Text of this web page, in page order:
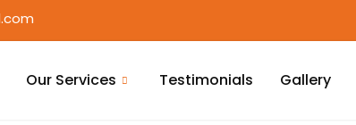
Our Services Testimonials Gallery